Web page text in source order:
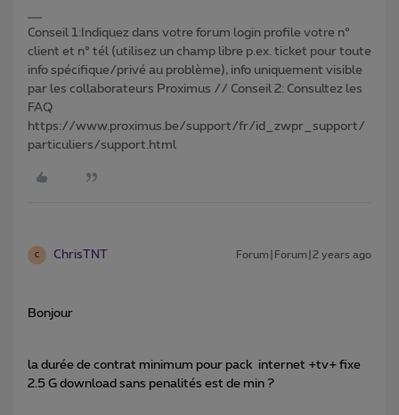
Conseil 1:Indiquez dans votre forum login profile votre n°
client et n° tél (utilisez un champ libre p.ex. ticket pour toute
info spécifique/privé au problème), info uniquement visible
par les collaborateurs Proximus // Conseil 2: Consultez les
FAQ
https://www.proximus.be/support/fr/id_zwpr_support/
particuliers/support.html
C ChrisTNT Forum|Forum|2 years ago
Bonjour
la durée de contrat minimum pour pack internet +tv+ fixe
2.5 G download sans penalités est de min ?